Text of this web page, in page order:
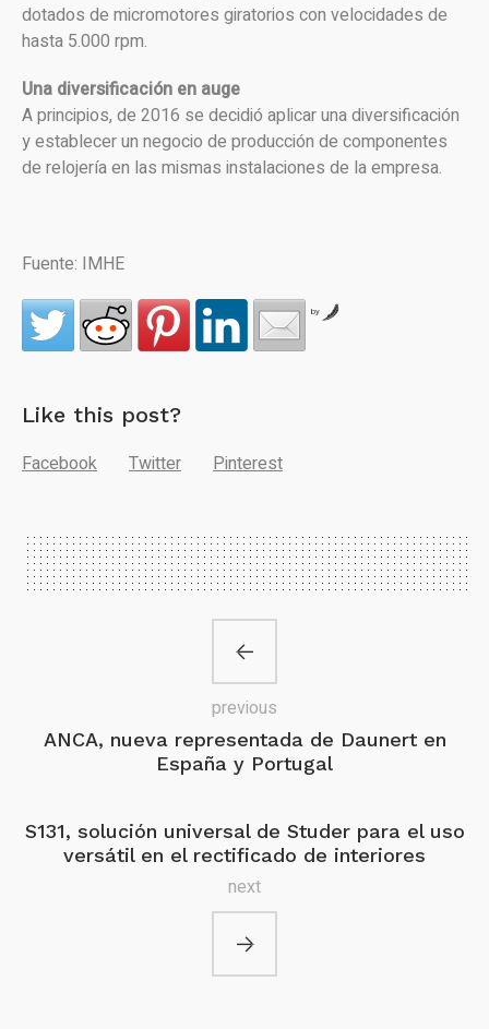
dotados de micromotores giratorios con velocidades de
hasta 5.000 rpm.
Una diversificación en auge
A principios, de 2016 se decidió aplicar una diversificación
y establecer un negocio de producción de componentes
de relojería en las mismas instalaciones de la empresa.
Fuente: IMHE
by
Like this post?
Facebook
Twitter Pinterest
ANCA, nueva representada de Daunert en
España y Portugal
previous
S131, solución universal de Studer para el uso
versátil en el rectificado de interiores
next